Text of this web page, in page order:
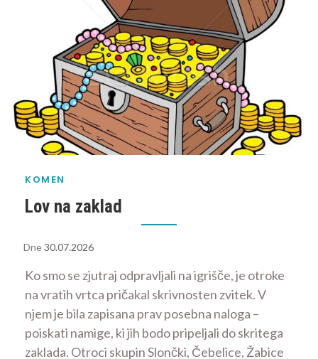
KOMEN
Lov na zaklad
Dne30.07.2026
Ko smo se zjutraj odpravljali na igrišče, je otroke
na vratih vrtca pričakal skrivnosten zvitek. V
njem je bila zapisana prav posebna naloga –
poiskati namige, ki jih bodo pripeljali do skritega
zaklada. Otroci skupin Slončki, Čebelice, Žabice